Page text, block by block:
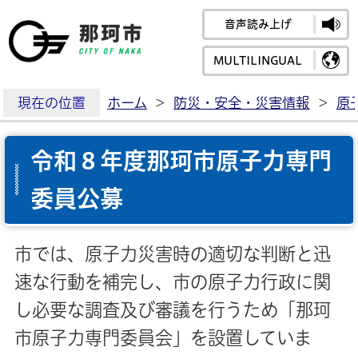
那珂市公式ホームペ
音声読み上げ
MULTILINGUAL
現在の位置 ホーム > 防災・安全・災害情報 > 原
令和８年度那珂市原子力専門
委員公募
市では、原子力災害時の適切な判断と迅
速な行動を補完し、市の原子力行政に関
し必要な調査及び審議を行うため「那珂
市原子力専門委員会」を設置していま